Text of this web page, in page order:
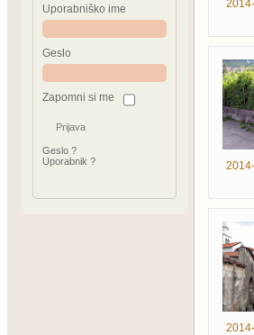
Uporabniško ime
Geslo
Zapomni si me
Geslo ?
Uporabnik ?